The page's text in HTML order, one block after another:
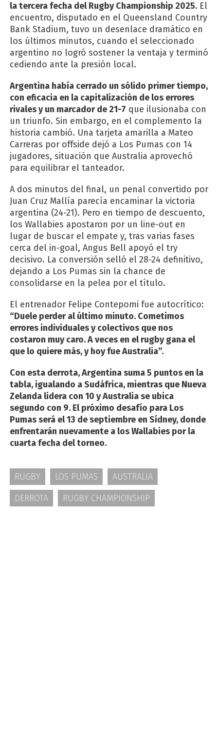
la tercera fecha del Rugby Championship 2025. El
encuentro, disputado en el Queensland Country
Bank Stadium, tuvo un desenlace dramático en
los últimos minutos, cuando el seleccionado
argentino no logró sostener la ventaja y terminó
cediendo ante la presión local.
Argentina había cerrado un sólido primer tiempo,
con eficacia en la capitalización de los errores
rivales y un marcador de 21-7 que ilusionaba con
un triunfo. Sin embargo, en el complemento la
historia cambió. Una tarjeta amarilla a Mateo
Carreras por offside dejó a Los Pumas con 14
jugadores, situación que Australia aprovechó
para equilibrar el tanteador.
A dos minutos del final, un penal convertido por
Juan Cruz Mallía parecía encaminar la victoria
argentina (24-21). Pero en tiempo de descuento,
los Wallabies apostaron por un line-out en
lugar de buscar el empate y, tras varias fases
cerca del in-goal, Angus Bell apoyó el try
decisivo. La conversión selló el 28-24 definitivo,
dejando a Los Pumas sin la chance de
consolidarse en la pelea por el título.
El entrenador Felipe Contepomi fue autocrítico:
“Duele perder al último minuto. Cometimos
errores individuales y colectivos que nos
costaron muy caro. A veces en el rugby gana el
que lo quiere más, y hoy fue Australia”.
Con esta derrota, Argentina suma 5 puntos en la
tabla, igualando a Sudáfrica, mientras que Nueva
Zelanda lidera con 10 y Australia se ubica
segundo con 9. El próximo desafío para Los
Pumas será el 13 de septiembre en Sídney, donde
enfrentarán nuevamente a los Wallabies por la
cuarta fecha del torneo.
RUGBY LOS PUMAS
AUSTRALIA
DERROTA
RUGBY CHAMPIONSHIP